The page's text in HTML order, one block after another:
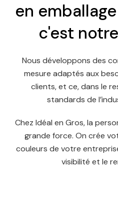
en
c'est
Nous développons des
mesure adaptés aux
clients, et ce, dans le
standards de
Chez Idéal en Gros, la
grande force. On crée
couleurs de votre
visibilité et le